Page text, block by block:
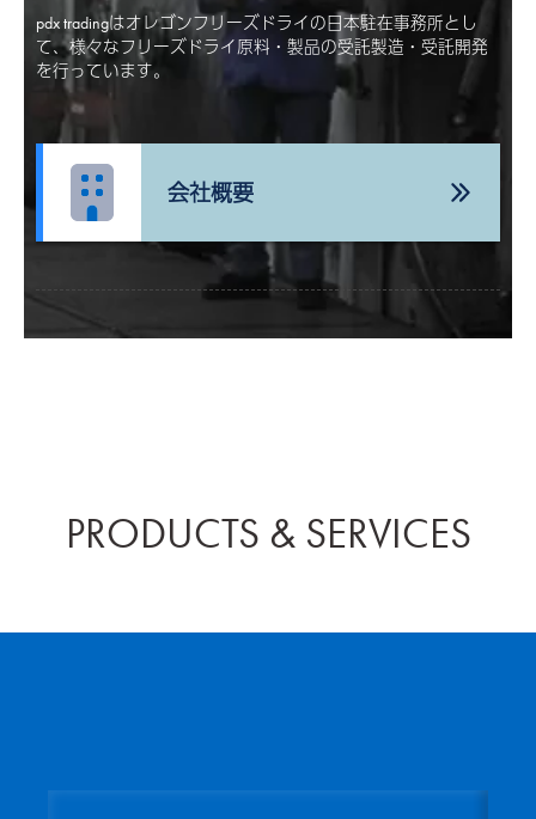
pdx tradingはオレゴンフリーズドライの日本駐在事務所とし
て、様々なフリーズドライ原料・製品の受託製造・受託開発
を行っています。
会社概要
PRODUCTS & SERVICES